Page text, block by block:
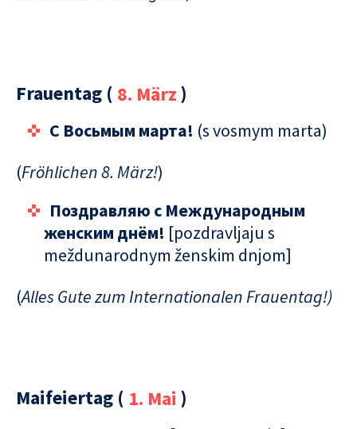
Frauentag ( 8. März)
C Восьмым марта! (s vosmym marta)
(Fröhlichen 8. März!)
Поздравляю с Международным
женским днём! [pozdravljaju s
meždunarodnym ženskim dnjom]
(Alles Gute zum Internationalen Frauentag!)
Maifeiertag ( 1. Mai )